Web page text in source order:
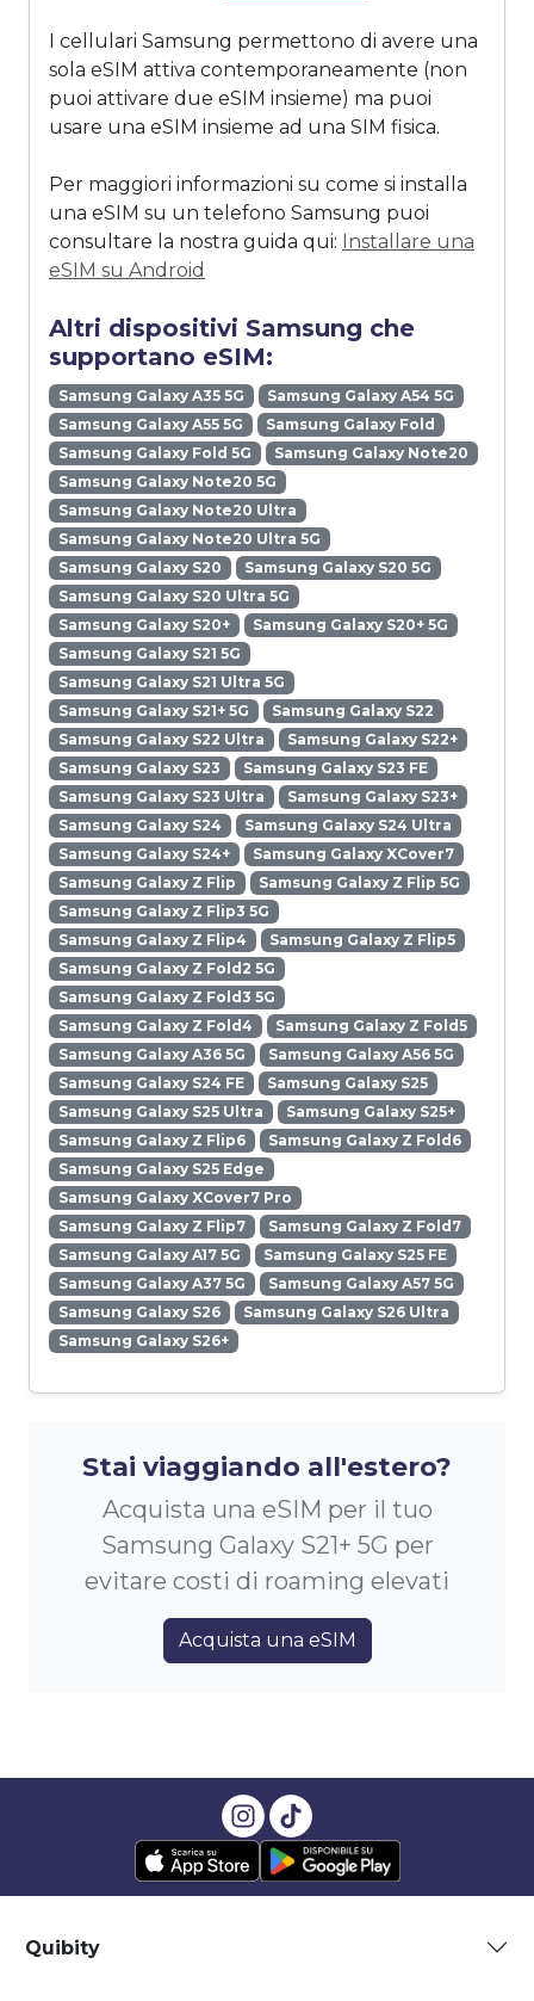
I cellulari Samsung permettono di avere una
sola eSIM attiva contemporaneamente (non
puoi attivare due eSIM insieme) ma puoi
usare una eSIM insieme ad una SIM fisica.
Per maggiori informazioni su come si installa
una eSIM su un telefono Samsung puoi
consultare la nostra guida qui: Installare una
eSIM su Android
Altri dispositivi Samsung che
supportano eSIM:
Samsung Galaxy A35 5G
Samsung Galaxy A54 5G
Samsung Galaxy A55 5G
Samsung Galaxy Fold
Samsung Galaxy Fold 5G
Samsung Galaxy Note20
Samsung Galaxy Note20 5G
Samsung Galaxy Note20 Ultra
Samsung Galaxy Note20 Ultra 5G
Samsung Galaxy S20
Samsung Galaxy S20 5G
Samsung Galaxy S20 Ultra 5G
Samsung Galaxy S20+
Samsung Galaxy S20+ 5G
Samsung Galaxy S21 5G
Samsung Galaxy S21 Ultra 5G
Samsung Galaxy S21+ 5G
Samsung Galaxy S22
Samsung Galaxy S22 Ultra
Samsung Galaxy S22+
Samsung Galaxy S23
Samsung Galaxy S23 FE
Samsung Galaxy S23 Ultra
Samsung Galaxy S23+
Samsung Galaxy S24
Samsung Galaxy S24 Ultra
Samsung Galaxy S24+
Samsung Galaxy XCover7
Samsung Galaxy Z Flip
Samsung Galaxy Z Flip 5G
Samsung Galaxy Z Flip3 5G
Samsung Galaxy Z Flip4
Samsung Galaxy Z Flip5
Samsung Galaxy Z Fold2 5G
Samsung Galaxy Z Fold3 5G
Samsung Galaxy Z Fold4
Samsung Galaxy Z Fold5
Samsung Galaxy A36 5G
Samsung Galaxy A56 5G
Samsung Galaxy S24 FE
Samsung Galaxy S25
Samsung Galaxy S25 Ultra
Samsung Galaxy S25+
Samsung Galaxy Z Flip6
Samsung Galaxy Z Fold6
Samsung Galaxy S25 Edge
Samsung Galaxy XCover7 Pro
Samsung Galaxy Z Flip7
Samsung Galaxy Z Fold7
Samsung Galaxy A17 5G
Samsung Galaxy S25 FE
Samsung Galaxy A37 5G
Samsung Galaxy A57 5G
Samsung Galaxy S26
Samsung Galaxy S26 Ultra
Samsung Galaxy S26+
Stai viaggiando all'estero?
Acquista una eSIM per il tuo
Samsung Galaxy S21+ 5G per
evitare costi di roaming elevati
Acquista una eSIM
Quibity